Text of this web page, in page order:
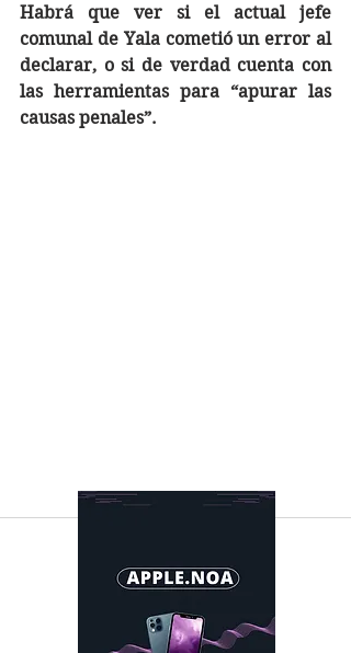
Habrá que ver si el actual jefe
comunal de Yala cometió un error al
declarar, o si de verdad cuenta con
las herramientas para “apurar las
causas penales”.